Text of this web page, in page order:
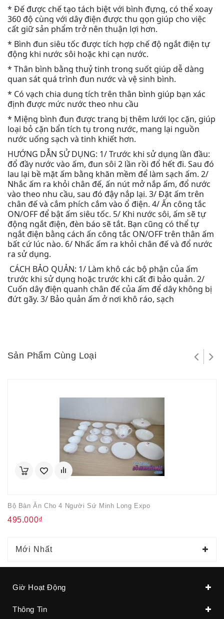
* Đế được chế tạo tách biệt với bình đựng, có thể xoay
360 độ cùng với dây điện được thu gọn giúp cho việc
cất giữ sản phẩm trở nên thuận lợi hơn.
* Bình đun siêu tốc được tích hợp chế độ ngắt điện tự
động khi nước sôi hoặc khi cạn nước.
* Thân bình bằng thuỷ tinh trong suốt giúp dễ dàng
quan sát quá trình đun nước và vệ sinh bình.
* Có vạch chia dung tích trên thân bình giúp bạn xác
định được mức nước theo nhu cầu
* Miệng bình đun được trang bị thêm lưới lọc cặn, giúp
loại bỏ cặn bẩn tích tụ trong nước, mang lại nguồn
nước uống sạch và tinh khiết hơn.
HƯỚNG DẪN SỬ DỤNG: 1/ Trước khi sử dụng lần đầu:
đổ đầy nước vào ấm, đun sôi 2 lần rồi đổ hết đi. Sau đó
lau lại bề mặt ấm bằng khăn mềm để làm sạch ấm. 2/
Nhắc ấm ra khỏi chân đế, ấn nút mở nắp ấm, đổ nước
vào theo nhu cầu, sau đó đậy nắp lại. 3/ Đặt ấm trên
chân đế và cắm phích cắm vào ổ điện. 4/ Ấn công tắc
ON/OFF để bật ấm siêu tốc. 5/ Khi nước sôi, ấm sẽ tự
động ngắt điện, đèn báo sẽ tắt. Bạn cũng có thể tự
ngắt điện bằng cách ấn công tắc ON/OFF trên thân ấm
bất cứ lúc nào. 6/ Nhấc ấm ra khỏi chân đế và đổ nước
ra sử dụng.
CÁCH BẢO QUẢN: 1/ Làm khô các bộ phận của ấm
trước khi sử dụng hoặc trước khi cất đi bảo quản. 2/
Cuốn dây điện quanh chân đế của ấm để dây không bị
đứt gãy. 3/ Bảo quản ấm ở nơi khô ráo, sạch
Sản Phẩm Cùng Loại
Bộ Bàn Ăn Cho 4 Người Sứ Minh Long Expo
495.000₫
Mới Nhất
Giờ Hoạt Động
Thông Tin